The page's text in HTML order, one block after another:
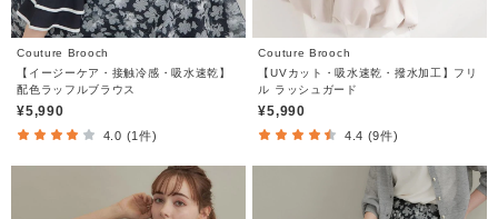
Couture Brooch
【イージーケア・接触冷感・吸水速乾】
配色ラッフルブラウス
¥5,990
4.0 (1件)
Couture Brooch
【UVカット・吸水速乾・撥水加工】フリ
ル ラッシュガード
¥5,990
4.4 (9件)